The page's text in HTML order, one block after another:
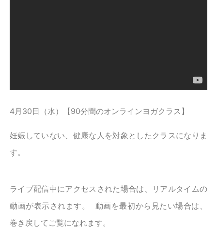
4月30日（水）【90分間のオンラインヨガクラス】
妊娠していない、健康な人を対象としたクラスになりま
す。
ライブ配信中にアクセスされた場合は、リアルタイムの
動画が表示されます。 動画を最初から見たい場合は、
巻き戻してご覧になれます。